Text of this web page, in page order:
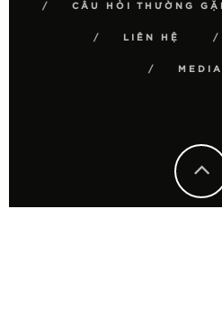
CÂU HỎI THƯỜNG
LIÊN HỆ